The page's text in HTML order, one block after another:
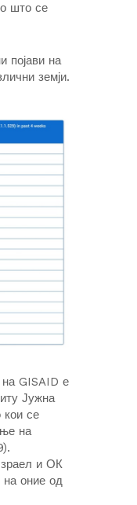
што се
појави на
земји.
на GISAID е
Јужна
кои се
на
и ОК
на оние од